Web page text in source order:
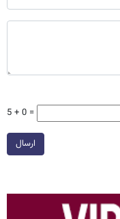
5 + 0 =
ارسال